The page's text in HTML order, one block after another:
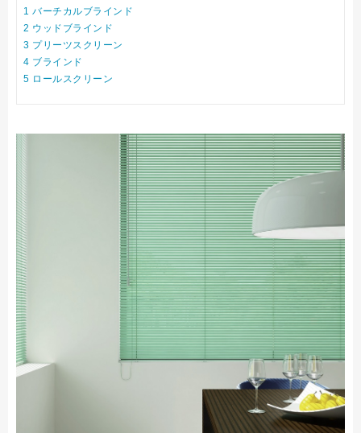
1 バーチカルブラインド
2 ウッドブラインド
3 プリーツスクリーン
4 ブラインド
5 ロールスクリーン